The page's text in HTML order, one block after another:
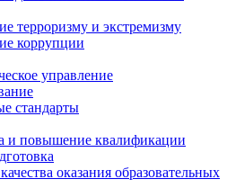
терроризму и экстремизму
коррупции
управление
стандарты
и повышение квалификации
оказания образовательных